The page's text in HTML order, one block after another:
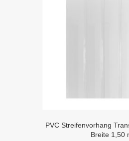
PVC Streifenvorhang
Breite 1,50